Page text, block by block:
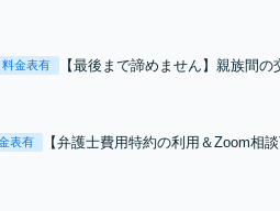
料金表有
【最後まで諦めません】親族間の
能。【JR千葉駅近く】駐車場あり
表有
【弁護士費用特約の利用＆Zoom相